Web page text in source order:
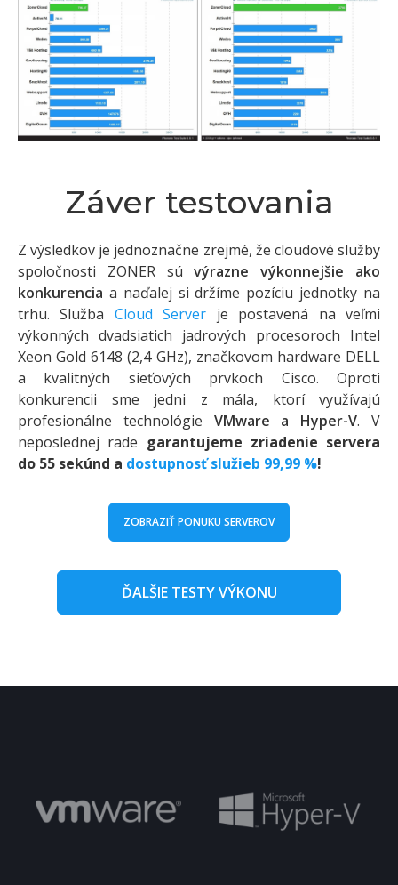
Záver testovania
Z výsledkov je jednoznačne zrejmé, že cloudové služby
spoločnosti ZONER súvýrazne výkonnejšie ako
konkurencia a naďalej si držíme pozíciu jednotky na
trhu. Služba Cloud Server je postavená na veľmi
výkonných dvadsiatich jadrových procesoroch Intel
Xeon Gold 6148 (2,4 GHz), značkovom hardware DELL
a kvalitných sieťových prvkoch Cisco. Oproti
konkurencii sme jedni z mála, ktorí využívajú
profesionálne technológie VMware a Hyper-V. V
neposlednej rade garantujeme zriadenie servera
do 55 sekúnd a dostupnosť služieb 99,99 %!
ZOBRAZIŤ PONUKU SERVEROV
ĎALŠIE TESTY VÝKONU